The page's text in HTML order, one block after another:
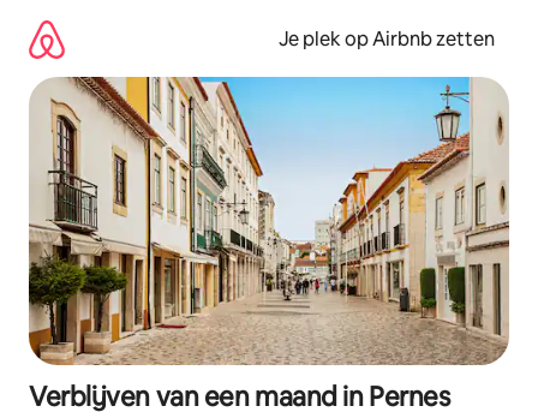
direct
naar
inhoud
Je plek op Airbnb zetten
Verblijven van een maand in Pernes